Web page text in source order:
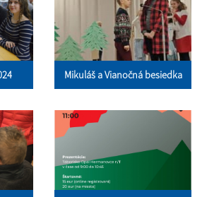
Mikuláš a Vianočná besiedka